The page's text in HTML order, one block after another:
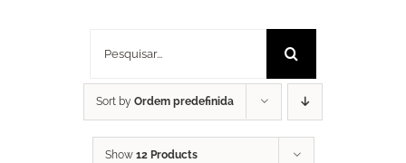
Sort by Ordem predefinida
Show 12 Products